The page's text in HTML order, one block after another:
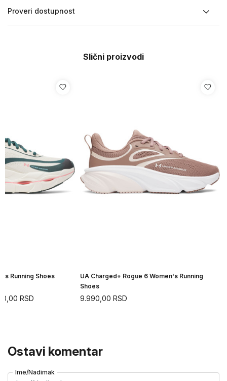
Proveri dostupnost
Slični proizvodi
Running Shoes
RSD
UA Charged+ Rogue 6 Women's Running
Shoes
9.990,00 RSD
Ostavi komentar
Ime/Nadimak